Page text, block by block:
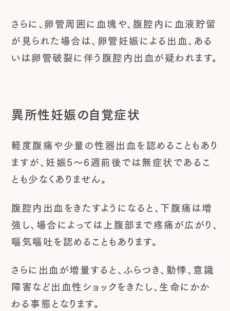
さらに、卵管周囲に血塊や、腹腔内に血液貯留
が見られた場合は、卵管妊娠による出血、ある
いは卵管破裂に伴う腹腔内出血が疑われます。
異所性妊娠の自覚症状
軽度腹痛や少量の性器出血を認めることもあり
ますが、妊娠5～6週前後では無症状であるこ
とも少なくありません。
腹腔内出血をきたすようになると、下腹痛は増
強し、場合によっては上腹部まで疼痛が広がり、
嘔気嘔吐を認めることもあります。
さらに出血が増量すると、ふらつき、動悸、意識
障害など出血性ショックをきたし、生命にかか
わる事態となります。